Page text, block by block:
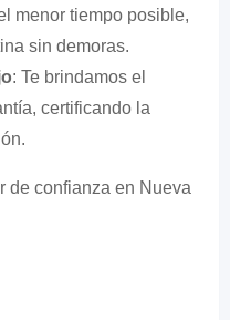
menor tiempo posible,
sin demoras.
: Te brindamos el
certificando la
de confianza en Nueva